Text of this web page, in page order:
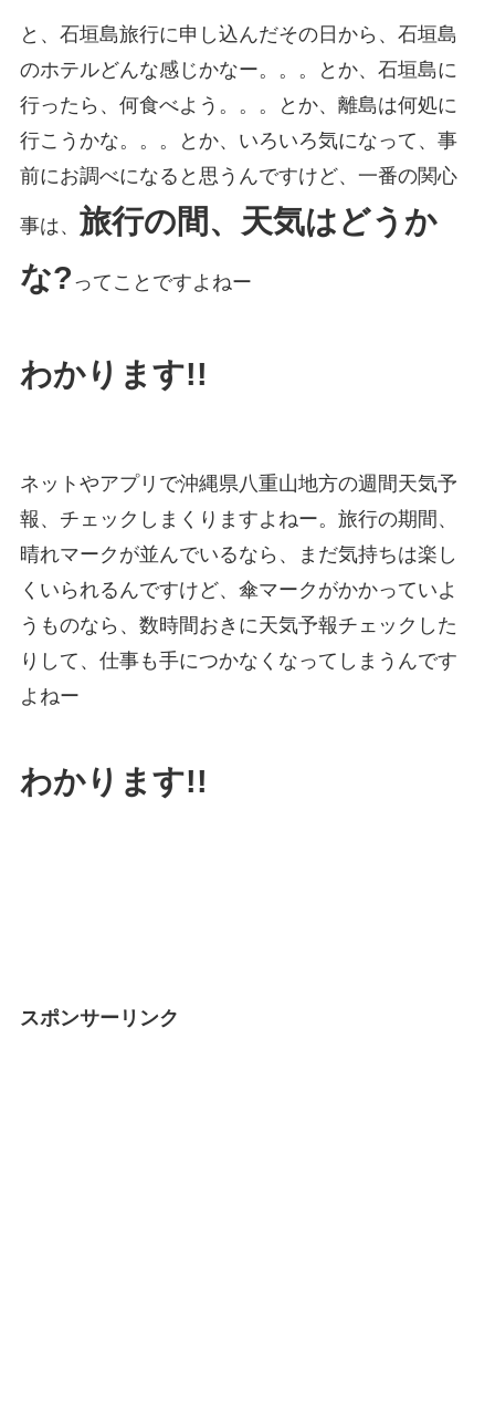
と、石垣島旅行に申し込んだその日から、石垣島
のホテルどんな感じかなー。。。とか、石垣島に
行ったら、何食べよう。。。とか、離島は何処に
行こうかな。。。とか、いろいろ気になって、事
前にお調べになると思うんですけど、一番の関心
事は、 旅行の間、天気はどうか
な? ってことですよねー
わかります!!
ネットやアプリで沖縄県八重山地方の週間天気予
報、チェックしまくりますよねー。旅行の期間、
晴れマークが並んでいるなら、まだ気持ちは楽し
くいられるんですけど、傘マークがかかっていよ
うものなら、数時間おきに天気予報チェックした
りして、仕事も手につかなくなってしまうんです
よねー
わかります!!
スポンサーリンク